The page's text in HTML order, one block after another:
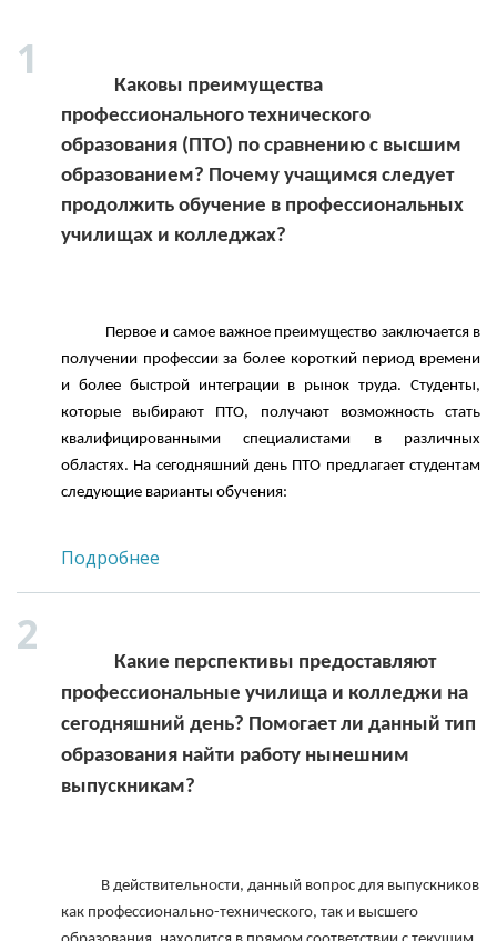
профессионального технического
образования (ПТО) по сравнению с высшим
образованием? Почему учащимся следует
продолжить обучение в профессиональных
училищах и колледжах?
получении профессии за более короткий период времени
и более быстрой интеграции в рынок труда. Студенты,
которые выбирают ПТО, получают возможность стать
квалифицированными специалистами в различных
областях. На сегодняшний день ПТО предлагает студентам
следующие варианты обучения:
Подробнее
профессиональные училища и колледжи на
сегодняшний день? Помогает ли данный тип
образования найти работу нынешним
выпускникам?
как профессионально-технического, так и высшего